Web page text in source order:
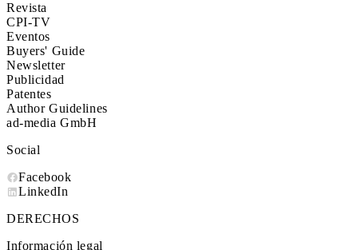
Revista
CPI-TV
Eventos
Buyers' Guide
Newsletter
Publicidad
Patentes
Author Guidelines
ad-media GmbH
Social
Facebook
LinkedIn
DERECHOS
Información legal